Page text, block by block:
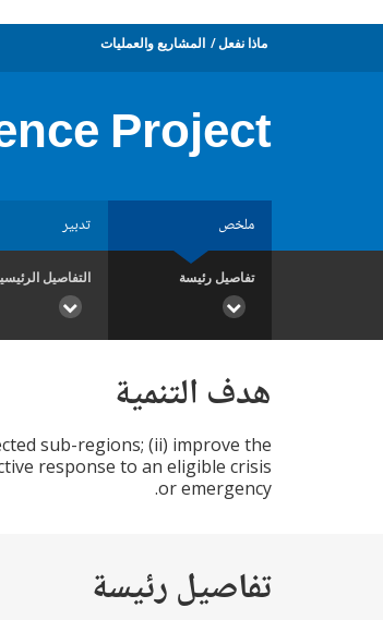
ماذا نفعل المشاريع والعمليات
Project
ملخص تدبير
تفاصيل رئيسة التفاصيل
هدف التنمية
sub-regions; (ii) improve the
response to an eligible crisis
or emergency.
تفاصيل رئيسة